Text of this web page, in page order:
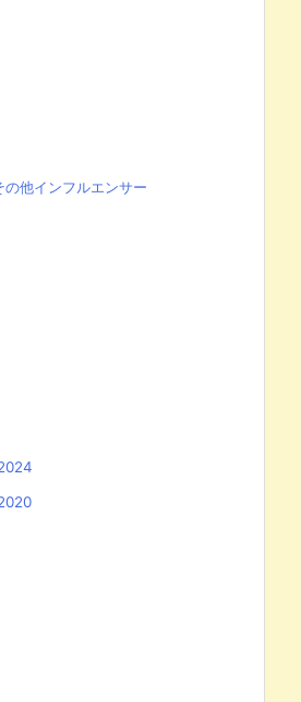
他インフルエンサー